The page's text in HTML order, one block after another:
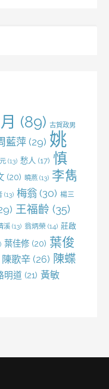
(89) 古賀政男
藍萍(29) 姚
(13) 愁人 (17) 慎
(20) 曉燕 (13) 李雋
(13) 梅翁 (30) 楊三
王福齡 (35)
溪 (13) 翁炳榮 (14) 莊啟
葉佳修 (20) 葉俊
陳歌辛 (26) 陳蝶
明道 (21) 黃敏